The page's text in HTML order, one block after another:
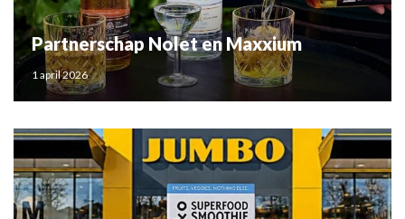
Partnerschap Nolet en Maxxium
1 april 2026